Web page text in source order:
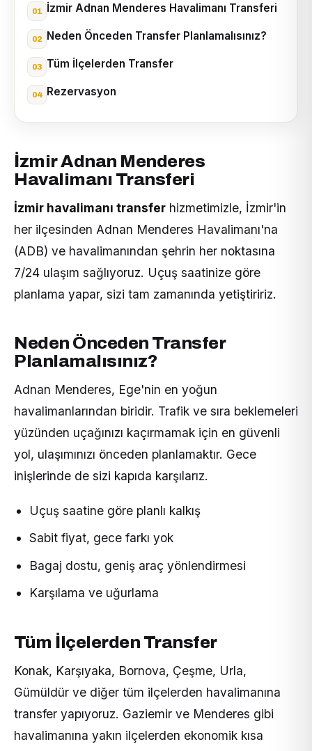
İzmir Adnan Menderes Havalimanı Transferi
Neden Önceden Transfer Planlamalısınız?
Tüm İlçelerden Transfer
Rezervasyon
İzmir Adnan Menderes
Havalimanı Transferi
İzmir havalimanı transfer hizmetimizle, İzmir'in
her ilçesinden Adnan Menderes Havalimanı'na
(ADB) ve havalimanından şehrin her noktasına
7/24 ulaşım sağlıyoruz. Uçuş saatinize göre
planlama yapar, sizi tam zamanında yetiştiririz.
Neden Önceden Transfer
Planlamalısınız?
Adnan Menderes, Ege'nin en yoğun
havalimanlarından biridir. Trafik ve sıra beklemeleri
yüzünden uçağınızı kaçırmamak için en güvenli
yol, ulaşımınızı önceden planlamaktır. Gece
inişlerinde de sizi kapıda karşılarız.
Uçuş saatine göre planlı kalkış
Sabit fiyat, gece farkı yok
Bagaj dostu, geniş araç yönlendirmesi
Karşılama ve uğurlama
Tüm İlçelerden Transfer
Konak, Karşıyaka, Bornova, Çeşme, Urla,
Gümüldür ve diğer tüm ilçelerden havalimanına
transfer yapıyoruz. Gaziemir ve Menderes gibi
havalimanına yakın ilçelerden ekonomik kısa